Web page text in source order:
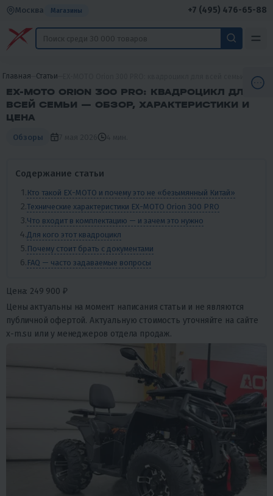
Москва Магазины +7 (495) 476-65-88
Главная Статьи EX-MOTO Orion 300 PRO: квадроцикл для всей семьи —
EX-MOTO ORION 300 PRO: КВАДРОЦИКЛ ДЛЯ
ВСЕЙ СЕМЬИ — ОБЗОР, ХАРАКТЕРИСТИКИ И
ЦЕНА
Обзоры
Содержание статьи
Кто такой EX-MOTO и почему это не «безымянный Китай»
Технические характеристики EX-MOTO Orion 300 PRO
Что входит в комплектацию — и зачем это нужно
Для кого этот квадроцикл
Почему стоит брать с документами
FAQ — часто задаваемые вопросы
Цена: 249 900 ₽
Цены актуальны на момент написания статьи и не являются
публичной офертой. Актуальную стоимость уточняйте на сайте
x-m.su или у менеджеров отдела продаж.